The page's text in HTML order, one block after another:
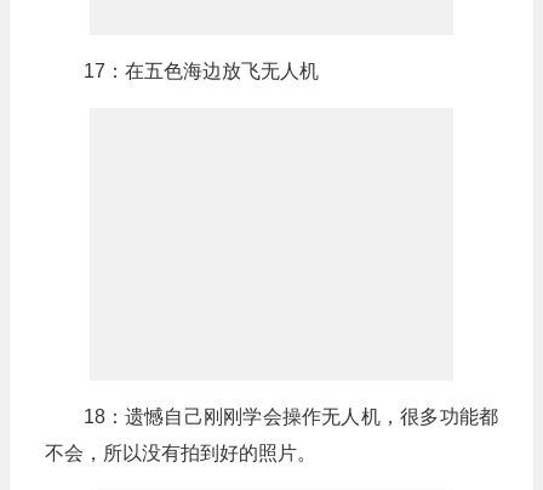
17：在五色海边放飞无人机
18：遗憾自己刚刚学会操作无人机，很多功能都
不会，所以没有拍到好的照片。